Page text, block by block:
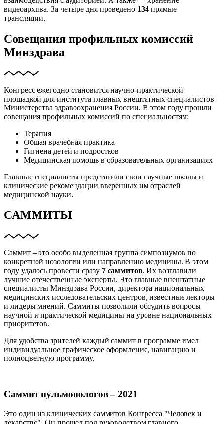
видеоархива. За четыре дня проведено 134 прямые
трансляции.
Совещания профильных комиссий
Минздрава
Конгресс ежегодно становится научно-практической
площадкой для института главных внештатных специалистов
Министерства здравоохранения России. В этом году прошли
совещания профильных комиссий по специальностям:
Терапия
Общая врачебная практика
Гигиена детей и подростков
Медицинская помощь в образовательных организациях
Главные специалисты представили свои научные школы и
клинические рекомендации вверенных им отраслей
медицинской науки.
САММИТЫ
Саммит – это особо выделенная группа симпозиумов по
конкретной нозологии или направлению медицины. В этом
году удалось провести сразу 7 саммитов. Их возглавили
лучшие отечественные эксперты. Это главные внештатные
специалисты Минздрава России, директора национальных
медицинских исследовательских центров, известные лекторы
и лидеры мнений. Саммиты позволили обсудить вопросы
научной и практической медицины на уровне национальных
приоритетов.
Для удобства зрителей каждый саммит в программе имел
индивидуальное графическое оформление, навигацию и
полноцветную программу.
Саммит пульмонологов – 2021
Это один из клинических саммитов Конгресса "Человек и
лекарство". Он прошел под руководством главного